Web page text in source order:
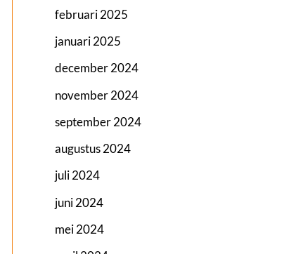
februari 2025
januari 2025
december 2024
november 2024
september 2024
augustus 2024
juli 2024
juni 2024
mei 2024